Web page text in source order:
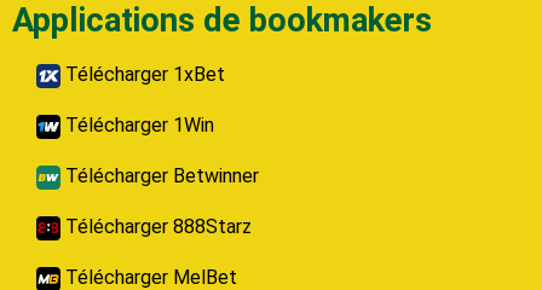
Applications de bookmakers
Télécharger 1xBet
Télécharger 1Win
Télécharger Betwinner
Télécharger 888Starz
Télécharger MelBet